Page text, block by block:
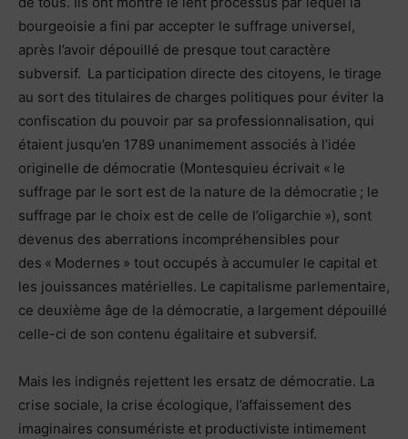
bourgeoisie a fini par accepter le suffrage universel,
après l’avoir dépouillé de presque tout caractère
subversif. La participation directe des citoyens, le tirage
au sort des titulaires de charges politiques pour éviter la
confiscation du pouvoir par sa professionnalisation, qui
étaient jusqu’en 1789 unanimement associés à l’idée
originelle de démocratie (Montesquieu écrivait « le
suffrage par le sort est de la nature de la démocratie ; le
suffrage par le choix est de celle de l’oligarchie »), sont
devenus des aberrations incompréhensibles pour
des « Modernes » tout occupés à accumuler le capital et
les jouissances matérielles. Le capitalisme parlementaire,
ce deuxième âge de la démocratie, a largement dépouillé
celle-ci de son contenu égalitaire et subversif.
Mais les indignés rejettent les ersatz de démocratie. La
crise sociale, la crise écologique, l’affaissement des
imaginaires consumériste et productiviste intimement